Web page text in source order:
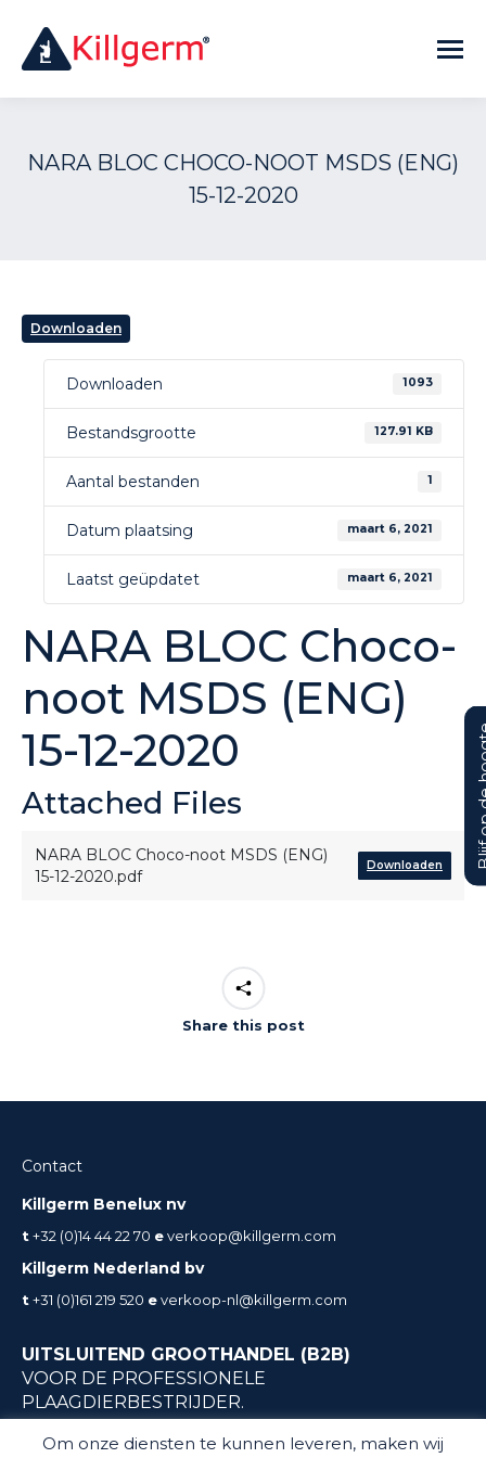
NARA BLOC CHOCO-NOOT MSDS (ENG)
15-12-2020
Downloaden
Downloaden 1093
Bestandsgrootte 127.91 KB
Aantal bestanden 1
Datum plaatsing maart 6, 2021
Laatst geüpdatet maart 6, 2021
NARA BLOC Choco-
noot MSDS (ENG)
15-12-2020
Attached Files
NARA BLOC Choco-noot MSDS (ENG)
15-12-2020.pdf
Downloaden
Share this post
Contact
Killgerm Benelux nv
t+32 (0)14 44 22 70 everkoop@killgerm.com
Killgerm Nederland bv
t+31 (0)161 219 520 everkoop-nl@killgerm.com
UITSLUITEND GROOTHANDEL (B2B)
VOOR DE PROFESSIONELE
PLAAGDIERBESTRIJDER.
Geen particuliere verkoop
Om onze diensten te kunnen leveren, maken wij
Blijf